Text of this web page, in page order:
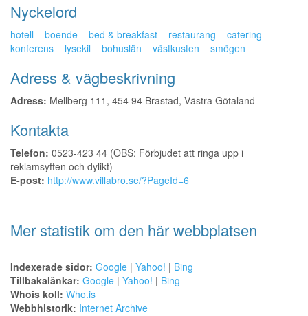
Nyckelord
hotell boende bed & breakfast restaurang
catering
konferens
lysekil bohuslän västkusten smögen
Adress & vägbeskrivning
Adress: Mellberg 111, 454 94 Brastad, Västra Götaland
Kontakta
Telefon: 0523-423 44 (OBS: Förbjudet att ringa upp i
reklamsyften och dylikt)
E-post: http://www.villabro.se/?PageId=6
Mer statistik om den här webbplatsen
Indexerade sidor: Google | Yahoo! | Bing
Tillbakalänkar: Google | Yahoo! | Bing
Whois koll: Who.is
Webbhistorik: Internet Archive